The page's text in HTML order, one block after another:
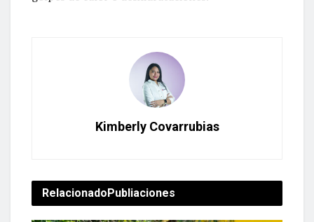
Kimberly Covarrubias
RelacionadoPubliaciones